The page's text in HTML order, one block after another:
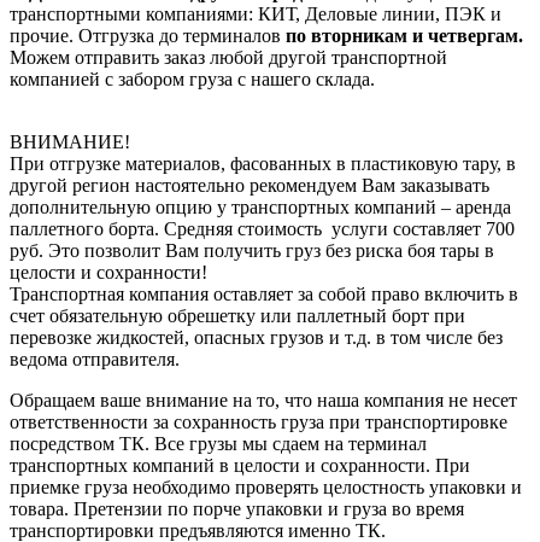
транспортными компаниями: КИТ, Деловые линии, ПЭК и
прочие. Отгрузка до терминалов по вторникам и четвергам.
Можем отправить заказ любой другой транспортной
компанией с забором груза с нашего склада.
ВНИМАНИЕ!
При отгрузке материалов, фасованных в пластиковую тару, в
другой регион настоятельно рекомендуем Вам заказывать
дополнительную опцию у транспортных компаний – аренда
паллетного борта. Средняя стоимость услуги составляет 700
руб. Это позволит Вам получить груз без риска боя тары в
целости и сохранности!
Транспортная компания оставляет за собой право включить в
счет обязательную обрешетку или паллетный борт при
перевозке жидкостей, опасных грузов и т.д. в том числе без
ведома отправителя.
Обращаем ваше внимание на то, что наша компания не несет
ответственности за сохранность груза при транспортировке
посредством ТК. Все грузы мы сдаем на терминал
транспортных компаний в целости и сохранности. При
приемке груза необходимо проверять целостность упаковки и
товара. Претензии по порче упаковки и груза во время
транспортировки предъявляются именно ТК.